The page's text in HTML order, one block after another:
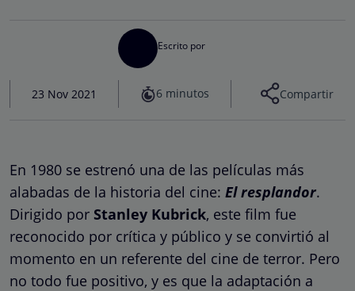
Escrito por
23 Nov 2021 6 minutos Compartir
En 1980 se estrenó una de las películas más
alabadas de la historia del cine: El resplandor.
Dirigido por Stanley Kubrick, este film fue
reconocido por crítica y público y se convirtió al
momento en un referente del cine de terror. Pero
no todo fue positivo, y es que la adaptación a